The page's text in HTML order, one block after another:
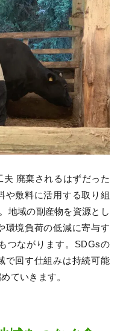
廃棄されるはずだった
や敷料に活用する取り組
地域の副産物を資源とし
環境負荷の低減に寄与す
つながります。SDGsの
で回す仕組みは持続可能
ていきます。